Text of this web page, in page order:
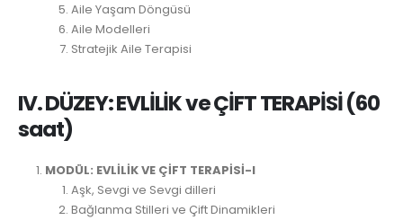
Aile Yaşam Döngüsü
Aile Modelleri
Stratejik Aile Terapisi
IV. DÜZEY: EVLİLİK ve ÇİFT TERAPİSİ (60
saat)
MODÜL: EVLİLİK VE ÇİFT TERAPİSİ-I
Aşk, Sevgi ve Sevgi dilleri
Bağlanma Stilleri ve Çift Dinamikleri